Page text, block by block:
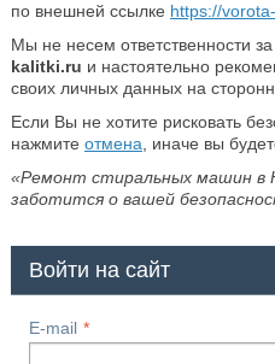
по внешней ссылке https://
Мы не несем ответственности
kalitki.ru и настоятельно
своих личных данных на
Если Вы не хотите рисковать
нажмите отмена , иначе вы
«Ремонт стиральных машин в
заботится о вашей
Войти на сайт
E-mail